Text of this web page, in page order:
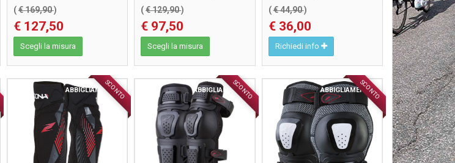
protezione ottimale,
(€ 169,90)
€ 127,50
Scegli la misura
limitato (650gr versione ...
(€ 129,90)
€ 97,50
Scegli la misura
e il particolare
(€ 44,90)
€ 36,00
Richiedi info
SCONTO
ABBIGLIAMENTO SCONTO
ABBIGLIAMENTO SCONTO
ABBIGLIAMENTO